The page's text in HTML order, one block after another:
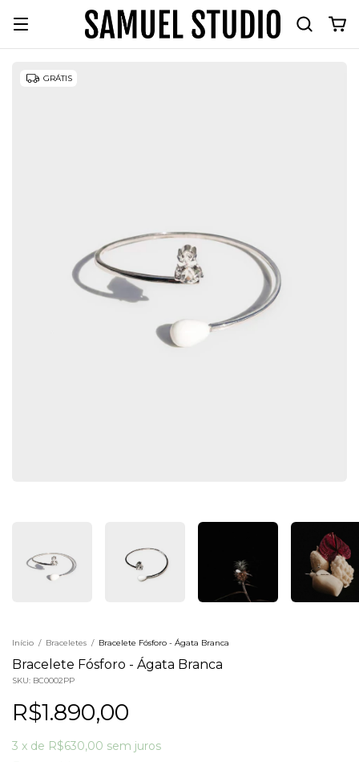
GRÁTIS
Início / Braceletes / Bracelete Fósforo - Ágata Branca
Bracelete Fósforo - Ágata Branca
SKU: BC0002PP
R$1.890,00
3 x de R$630,00 sem juros